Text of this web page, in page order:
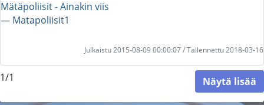
Mätäpoliisit - Ainakin viis
― Matapoliisit1
Julkaistu 2015-08-09 00:00:07 / Tallennettu 2018-03-16
1/1 Näytä lisää